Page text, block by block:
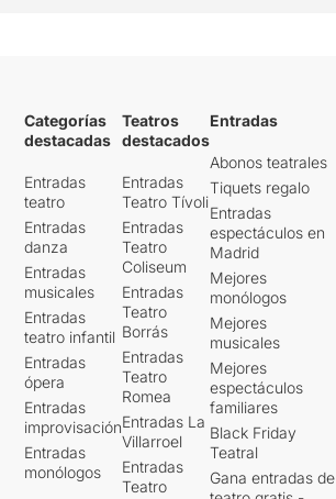
Categorías
destacadas
Entradas
teatro
Entradas
danza
Entradas
musicales
Entradas
teatro infantil
Entradas
ópera
Entradas
improvisación
Entradas
monólogos
Teatros
destacados
Entradas
Teatro Tívoli
Entradas
Teatro
Coliseum
Entradas
Teatro
Borrás
Entradas
Teatro
Romea
Entradas La
Villarroel
Entradas
Teatro
Entradas
Abonos teatrales
Tiquets regalo
Entradas
espectáculos en
Madrid
Mejores
monólogos
Mejores
musicales
Mejores
espectáculos
familiares
Black Friday
Teatral
Gana entradas de